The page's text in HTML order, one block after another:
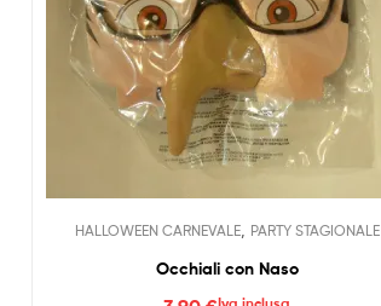
HALLOWEEN CARNEVALE, PARTY STAGIONALE
Occhiali con Naso